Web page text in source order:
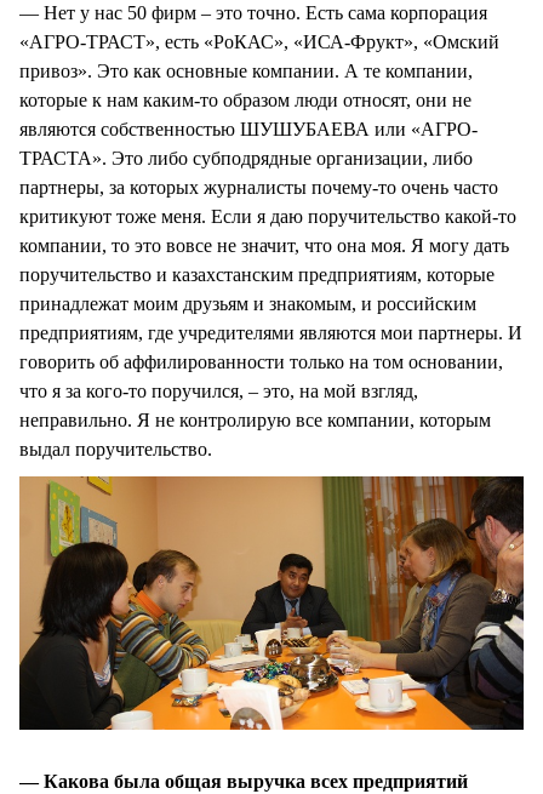
— Нет у нас 50 фирм – это точно. Есть сама корпорация
«АГРО-ТРАСТ», есть «РоКАС», «ИСА-Фрукт», «Омский
привоз». Это как основные компании. А те компании,
которые к нам каким-то образом люди относят, они не
являются собственностью ШУШУБАЕВА или «АГРО-
ТРАСТА». Это либо субподрядные организации, либо
партнеры, за которых журналисты почему-то очень часто
критикуют тоже меня. Если я даю поручительство какой-то
компании, то это вовсе не значит, что она моя. Я могу дать
поручительство и казахстанским предприятиям, которые
принадлежат моим друзьям и знакомым, и российским
предприятиям, где учредителями являются мои партнеры. И
говорить об аффилированности только на том основании,
что я за кого-то поручился, – это, на мой взгляд,
неправильно. Я не контролирую все компании, которым
выдал поручительство.
— Какова была общая выручка всех предприятий